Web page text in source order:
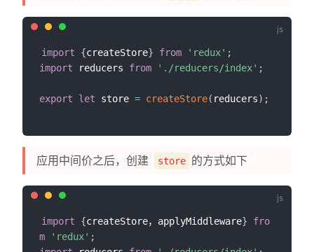
import {createStore} from 'redux' ;
import reducers from './reducers/index' ;
export let store = createStore( reducers) ;
应用中间价之后，创建 store 的方式如下
import {createStore，applyMiddleware}
fro
m
'redux' ;